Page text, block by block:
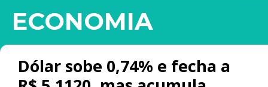
ECONOMIA
Dólar sobe 0,74% e fecha a